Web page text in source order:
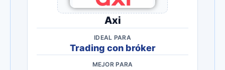
Axi
IDEAL PARA
Trading con bróker
MEJOR PARA